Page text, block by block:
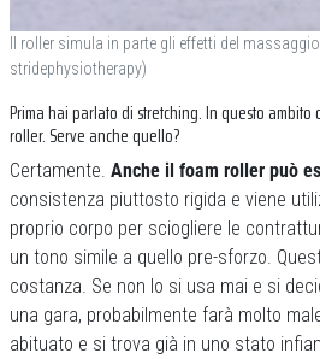
Il roller simula in parte gli effetti del
stridephysiotherapy)
Prima hai parlato di stretching. In questo
roller. Serve anche quello?
Certamente. Anche il foam roller può
consistenza piuttosto rigida e viene
proprio corpo per sciogliere le
un tono simile a quello pre-sforzo.
costanza. Se non lo si usa mai e si
una gara, probabilmente farà molto
abituato e si trova già in uno stato